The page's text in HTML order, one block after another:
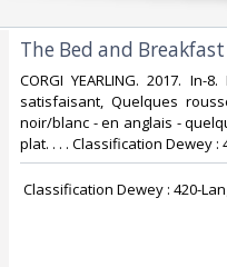
‎The Bed and
‎CORGI YEARLING. 2017.
satisfaisant, Quelques
noir/blanc - en anglais -
plat. . . . Classification Dewey
Classification Dewey : 420-